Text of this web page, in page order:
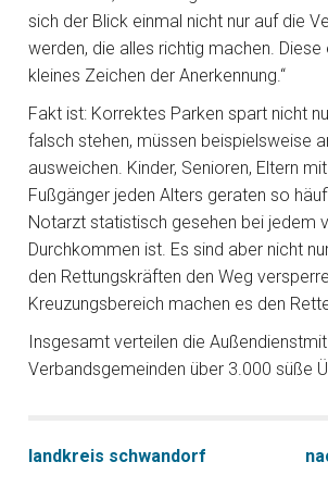
sich der Blick einmal nicht nur auf die
werden, die alles richtig machen.
kleines Zeichen der Anerkennung.“
Fakt ist: Korrektes Parken spart nicht
falsch stehen, müssen beispielsweise
ausweichen. Kinder, Senioren, Eltern
Fußgänger jeden Alters geraten so
Notarzt statistisch gesehen bei jedem
Durchkommen ist. Es sind aber nicht
den Rettungskräften den Weg
Kreuzungsbereich machen es den
Insgesamt verteilen die
Verbandsgemeinden über 3.000 süße
landkreis schwandorf